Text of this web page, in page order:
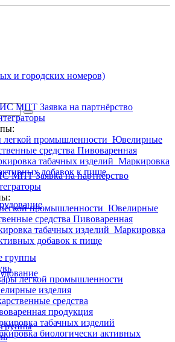
ИС МПТ Заявка на партнёрство
легкой промышленности Ювелирные
средства Пивоваренная
табачных изделий Маркировка
добавок к пище
группы
легкой промышленности
изделия
средства
продукция
табачных изделий
биологически активных
и городских номеров)
ИС МПТЗаявка на партнёрство
промышленности Ювелирные
средства Пивоваренная
табачных изделий Маркировка
добавок к пище